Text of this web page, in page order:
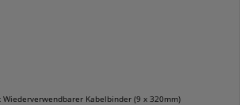
x Wiederverwendbarer Kabelbinder (9 x 320mm)